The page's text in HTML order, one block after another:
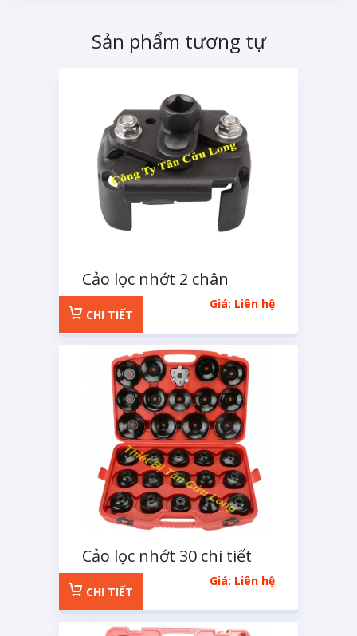
Sản phẩm tương tự
Cảo lọc nhớt 2 chân
MACOH loại lớn
Giá: Liên hệ
CHI TIẾT
Cảo lọc nhớt 30 chi tiết
Giá: Liên hệ
CHI TIẾT